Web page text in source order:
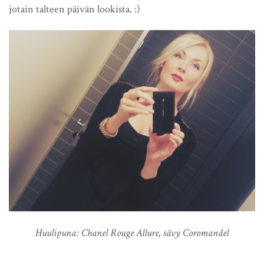
jotain talteen päivän lookista. :)
Huulipuna: Chanel Rouge Allure, sävy Coromandel